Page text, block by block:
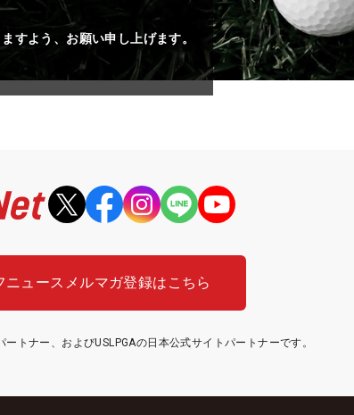
すよう、お願い申し上げます。
ニュース メルマガ登録はこちら
トナー、およびUSLPGAの日本公式サイトパートナーです。